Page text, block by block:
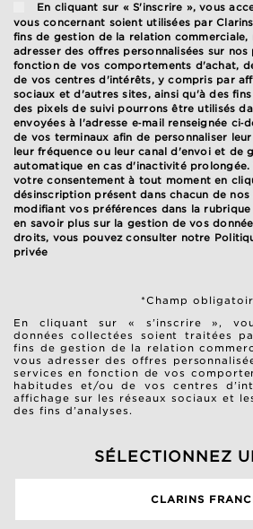
En cliquant sur « S'inscrire », vous
vous concernant soient utilisées par
fins de gestion de la relation
adresser des offres personnalisées sur
fonction de vos comportements d'achat,
de vos centres d'intérêts, y compris par
sociaux et d'autres sites, ainsi qu'à des
des pixels de suivi pourrons être utilisés
envoyées à l'adresse e‑mail renseignée
de vos terminaux afin de personnaliser
leur fréquence ou leur canal d'envoi et de
automatique en cas d'inactivité
votre consentement à tout moment en
désinscription présent dans chacun de nos
modifiant vos préférences dans la
en savoir plus sur la gestion de vos
droits, vous pouvez consulter notre
privée
*Champ
En cliquant sur « s’inscrire »,
données collectées soient traitées
fins de gestion de la relation
vous adresser des offres
services en fonction de vos
habitudes et/ou de vos centres
affichage sur les réseaux sociaux et
des fins d’analyses.
SÉLECTIONNEZ
CLARINS